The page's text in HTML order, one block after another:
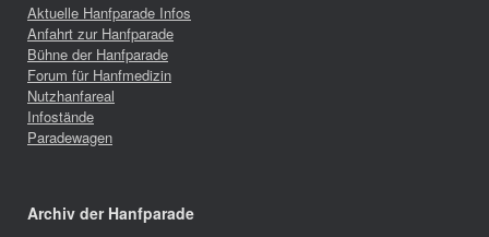
Aktuelle Hanfparade Infos
Anfahrt zur Hanfparade
Bühne der Hanfparade
Forum für Hanfmedizin
Nutzhanfareal
Infostände
Paradewagen
Archiv der Hanfparade